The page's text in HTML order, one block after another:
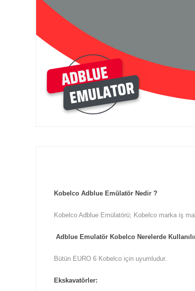
Kobelco Adblue Emülatör Nedir ?
Kobelco Adblue Emülatörü; Kobelco marka iş
Adblue Emulatör Kobelco Nerelerde
Bütün EURO 6 Kobelco için uyumludur.
Ekskavatörler: